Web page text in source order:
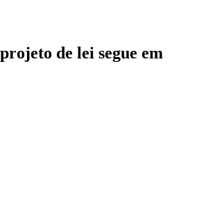
de lei segue em